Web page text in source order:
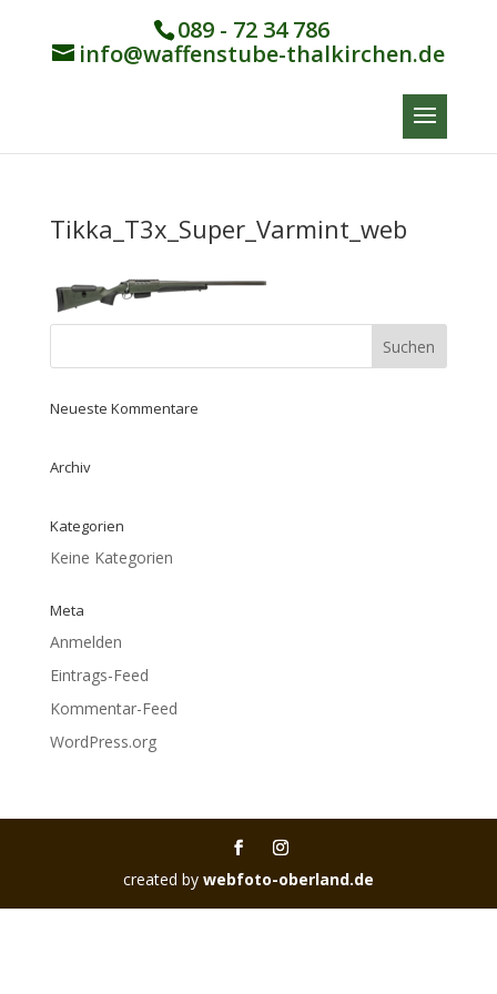
089 - 72 34 786
info@waffenstube-thalkirchen.de
Tikka_T3x_Super_Varmint_web
Neueste Kommentare
Archiv
Kategorien
Keine Kategorien
Meta
Anmelden
Eintrags-Feed
Kommentar-Feed
WordPress.org
created by webfoto-oberland.de